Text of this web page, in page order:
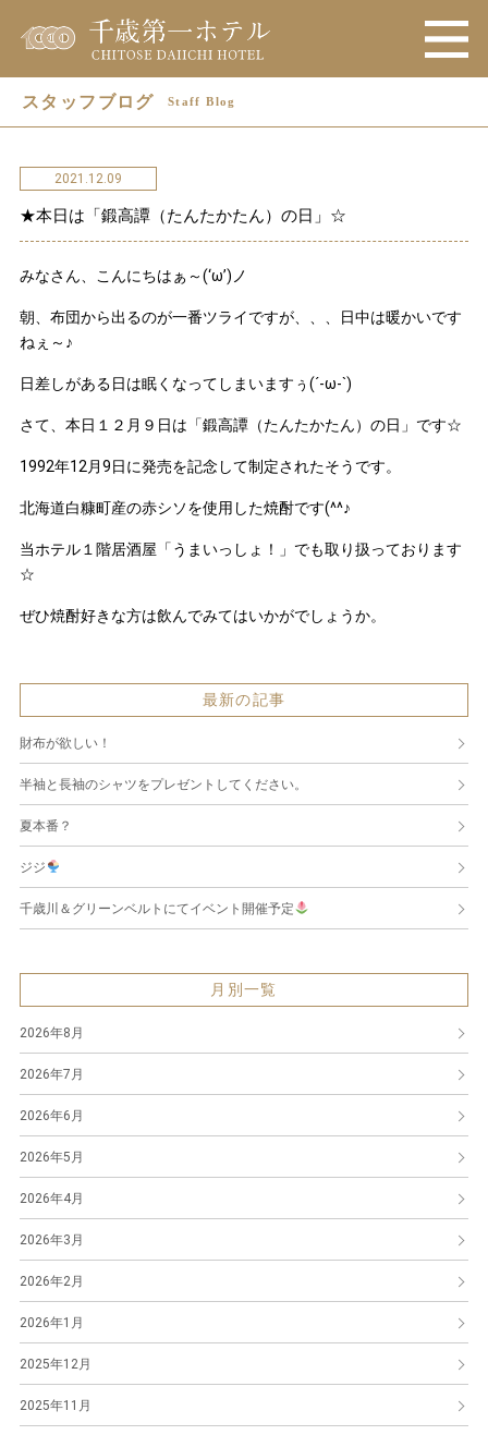
スタッフブログ Staff Blog
2021.12.09
★本日は「鍛高譚（たんたかたん）の日」☆
みなさん、こんにちはぁ～(‘ω’)ノ
朝、布団から出るのが一番ツライですが、、、日中は暖かいです
ねぇ～♪
日差しがある日は眠くなってしまいますぅ(´-ω-`)
さて、本日１２月９日は「鍛高譚（たんたかたん）の日」です☆
1992年12月9日に発売を記念して制定されたそうです。
北海道白糠町産の赤シソを使用した焼酎です(^^♪
当ホテル１階居酒屋「うまいっしょ！」でも取り扱っております
☆
ぜひ焼酎好きな方は飲んでみてはいかがでしょうか。
最新の記事
財布が欲しい！
半袖と長袖のシャツをプレゼントしてください。
夏本番？
ジジ
千歳川＆グリーンベルトにてイベント開催予定
月別一覧
2026年8月
2026年7月
2026年6月
2026年5月
2026年4月
2026年3月
2026年2月
2026年1月
2025年12月
2025年11月